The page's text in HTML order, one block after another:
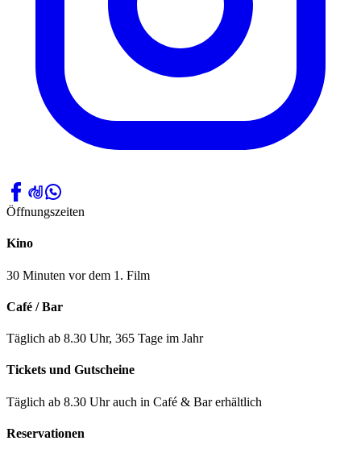
Öffnungszeiten
Kino
30 Minuten vor dem 1. Film
Café / Bar
Täglich ab 8.30 Uhr, 365 Tage im Jahr
Tickets und Gutscheine
Täglich ab 8.30 Uhr auch in Café & Bar erhältlich
Reservationen